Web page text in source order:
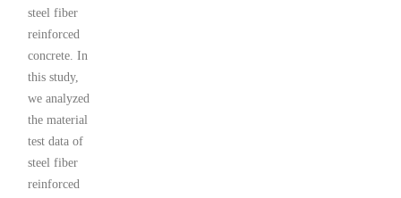
steel fiber
reinforced
concrete. In
this study,
we analyzed
the material
test data of
steel fiber
reinforced